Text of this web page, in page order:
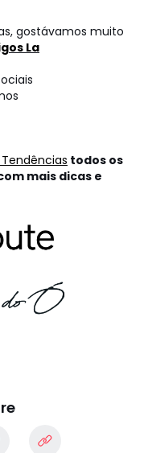
gostávamos muito
La
todos os
mais dicas e